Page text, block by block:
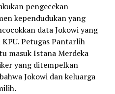
pengecekan
kependudukan yang
data Jokowi yang
Petugas Pantarlih
masuk Istana Merdeka
yang ditempelkan
Jokowi dan keluarga